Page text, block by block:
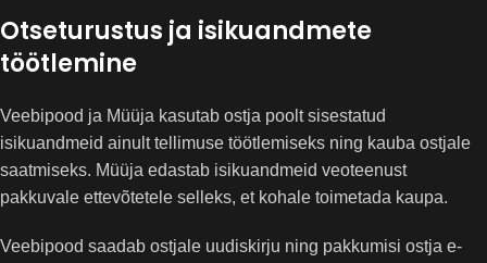
Otseturustus ja isikuandmete
töötlemine
Veebipood ja Müüja kasutab ostja poolt sisestatud
isikuandmeid ainult tellimuse töötlemiseks ning kauba ostjale
saatmiseks. Müüja edastab isikuandmeid veoteenust
pakkuvale ettevõtetele selleks, et kohale toimetada kaupa.
Veebipood saadab ostjale uudiskirju ning pakkumisi ostja e-